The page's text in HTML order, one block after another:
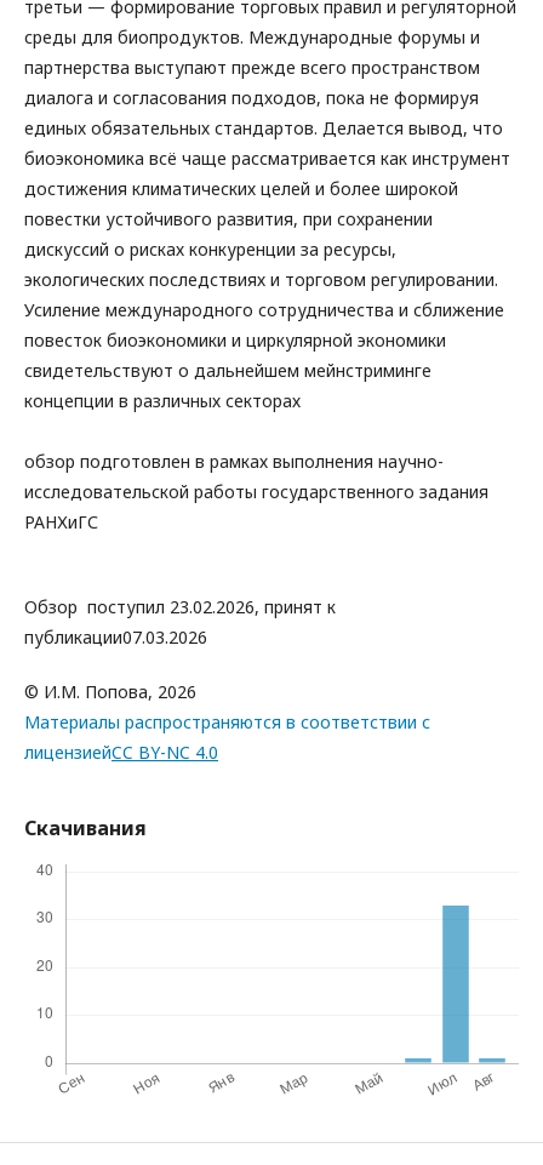
третьи — формирование торговых правил и регуляторной
среды для биопродуктов. Международные форумы и
партнерства выступают прежде всего пространством
диалога и согласования подходов, пока не формируя
единых обязательных стандартов. Делается вывод, что
биоэкономика всё чаще рассматривается как инструмент
достижения климатических целей и более широкой
повестки устойчивого развития, при сохранении
дискуссий о рисках конкуренции за ресурсы,
экологических последствиях и торговом регулировании.
Усиление международного сотрудничества и сближение
повесток биоэкономики и циркулярной экономики
свидетельствуют о дальнейшем мейнстриминге
концепции в различных секторах
обзор подготовлен в рамках выполнения научно-
исследовательской работы государственного задания
РАНХиГС
Обзор поступил 23.02.2026, принят к
публикации07.03.2026
© И.М. Попова, 2026
Материалы распространяются в соответствии с
лицензиейCC BY-NC 4.0
Скачивания